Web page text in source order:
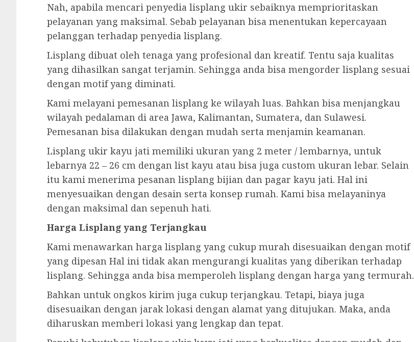
Nah, apabila mencari penyedia lisplang ukir sebaiknya memprioritaskan
pelayanan yang maksimal. Sebab pelayanan bisa menentukan kepercayaan
pelanggan terhadap penyedia lisplang.
Lisplang dibuat oleh tenaga yang profesional dan kreatif. Tentu saja kualitas
yang dihasilkan sangat terjamin. Sehingga anda bisa mengorder lisplang sesuai
dengan motif yang diminati.
Kami melayani pemesanan lisplang ke wilayah luas. Bahkan bisa menjangkau
wilayah pedalaman di area Jawa, Kalimantan, Sumatera, dan Sulawesi.
Pemesanan bisa dilakukan dengan mudah serta menjamin keamanan.
Lisplang ukir kayu jati memiliki ukuran yang 2 meter / lembarnya, untuk
lebarnya 22 – 26 cm dengan list kayu atau bisa juga custom ukuran lebar. Selain
itu kami menerima pesanan lisplang bijian dan pagar kayu jati. Hal ini
menyesuaikan dengan desain serta konsep rumah. Kami bisa melayaninya
dengan maksimal dan sepenuh hati.
Harga Lisplang yang Terjangkau
Kami menawarkan harga lisplang yang cukup murah disesuaikan dengan motif
yang dipesan Hal ini tidak akan mengurangi kualitas yang diberikan terhadap
lisplang. Sehingga anda bisa memperoleh lisplang dengan harga yang termurah.
Bahkan untuk ongkos kirim juga cukup terjangkau. Tetapi, biaya juga
disesuaikan dengan jarak lokasi dengan alamat yang ditujukan. Maka, anda
diharuskan memberi lokasi yang lengkap dan tepat.